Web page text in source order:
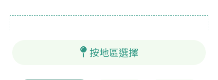
按地區選擇